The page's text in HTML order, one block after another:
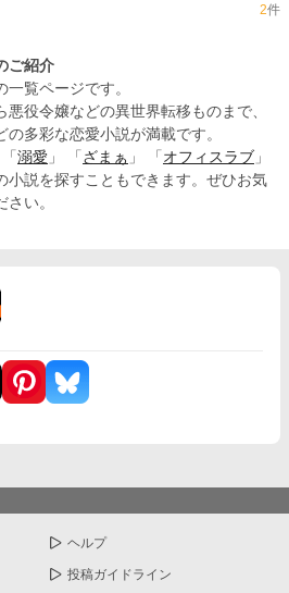
2件
ご紹介
覧ページです。
役令嬢などの異世界転移ものまで、
多彩な恋愛小説が満載です。
溺愛 」 「 ざまぁ 」 「 オフィスラブ 」
小説を探すこともできます。ぜひお気
い。
ヘルプ
投稿ガイドライン